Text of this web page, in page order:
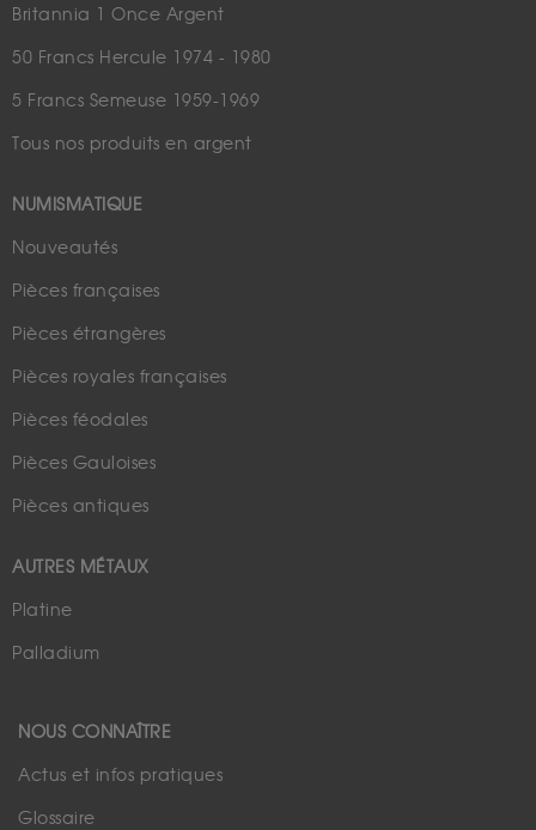
Britannia 1 Once Argent
50 Francs Hercule 1974 - 1980
5 Francs Semeuse 1959-1969
Tous nos produits en argent
NUMISMATIQUE
Nouveautés
Pièces françaises
Pièces étrangères
Pièces royales françaises
Pièces féodales
Pièces Gauloises
Pièces antiques
AUTRES MÉTAUX
Platine
Palladium
NOUS CONNAÎTRE
Actus et infos pratiques
Glossaire